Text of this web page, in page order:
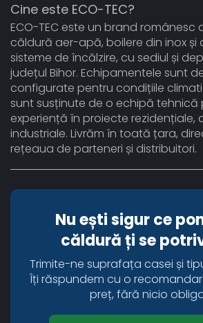
Cine este ECO-TEC?
ECO-TEC este un brand românesc
căldură aer-apă, boilere din inox și
sisteme de încălzire, cu sediul și
județul Bihor. Echipamentele sunt
configurate pentru condițiile
sunt susținute de o echipă tehnică
experiență în proiecte rezidențiale,
industriale. Livrăm în toată țara,
rețeaua de parteneri și distribuitori.
Nu ești sigur ce
căldură ți se
Trimite-ne suprafața casei și
Îți răspundem cu o
preț, fără nicio